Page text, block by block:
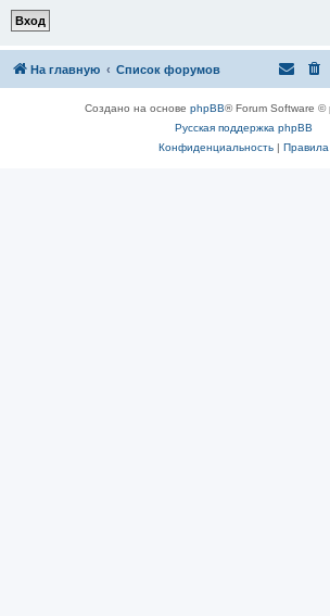
На главную Список форумов
Создано на основе phpBB® Forum Software ©
Русская поддержка phpBB
Конфиденциальность| Правила